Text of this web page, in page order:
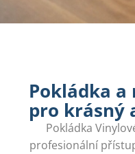
Pokládka a
pro krásný
Pokládka
profesionální